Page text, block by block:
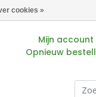
Mijn account
Opnieuw
cookies »